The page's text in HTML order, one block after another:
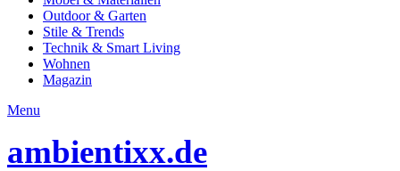
Outdoor & Garten
Stile & Trends
Technik & Smart Living
Wohnen
Magazin
Menu
ambientixx.de